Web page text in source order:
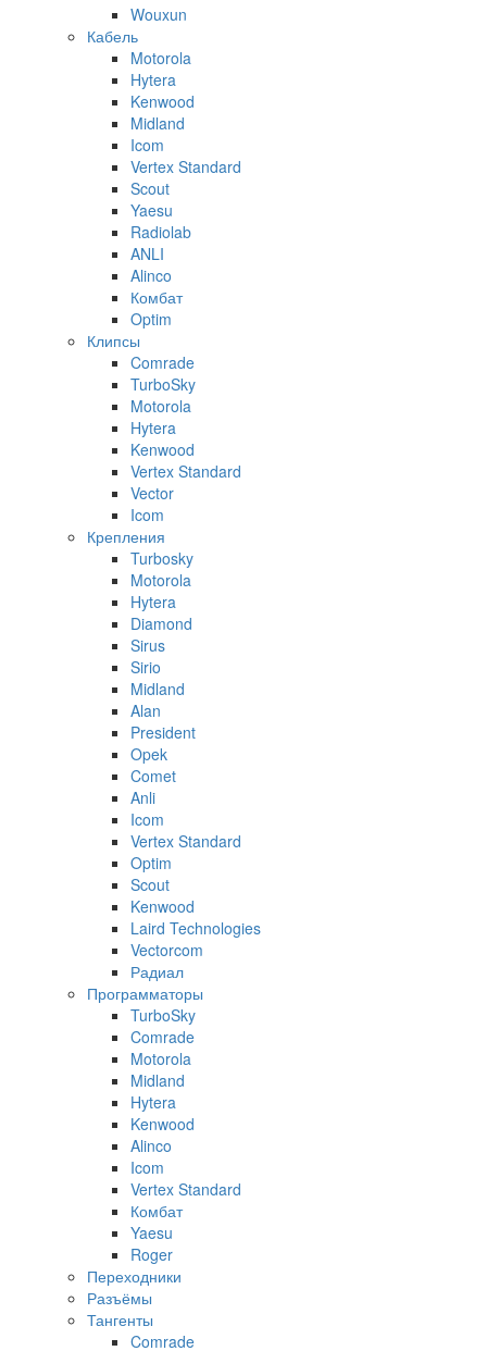
Wouxun
Кабель
Motorola
Hytera
Kenwood
Midland
Icom
Vertex Standard
Scout
Yaesu
Radiolab
ANLI
Alinco
Комбат
Optim
Клипсы
Comrade
TurboSky
Motorola
Hytera
Kenwood
Vertex Standard
Vector
Icom
Крепления
Turbosky
Motorola
Hytera
Diamond
Sirus
Sirio
Midland
Alan
President
Opek
Comet
Anli
Icom
Vertex Standard
Optim
Scout
Kenwood
Laird Technologies
Vectorcom
Радиал
Программаторы
TurboSky
Comrade
Motorola
Midland
Hytera
Kenwood
Alinco
Icom
Vertex Standard
Комбат
Yaesu
Roger
Переходники
Разъёмы
Тангенты
Comrade